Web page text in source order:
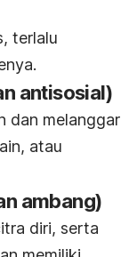
terlalu
antisosial)
dan melanggar
atau
ambang)
diri, serta